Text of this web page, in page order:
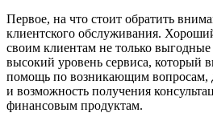
Первое, на что стоит обратить
клиентского обслуживания.
своим клиентам не только
высокий уровень сервиса, который
помощь по возникающим вопросам,
и возможность получения
финансовым продуктам.